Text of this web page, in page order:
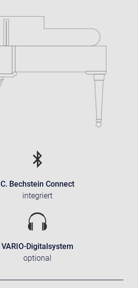
C. Bechstein Connect
integriert
VARIO-Digitalsystem
optional